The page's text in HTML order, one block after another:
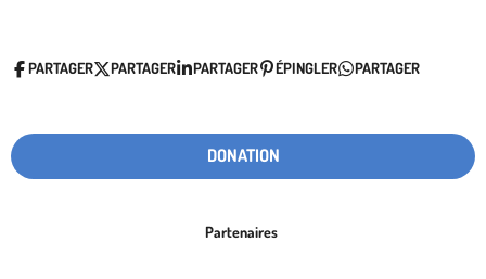
PARTAGER PARTAGER PARTAGER ÉPINGLER PARTAGER
DONATION
Partenaires